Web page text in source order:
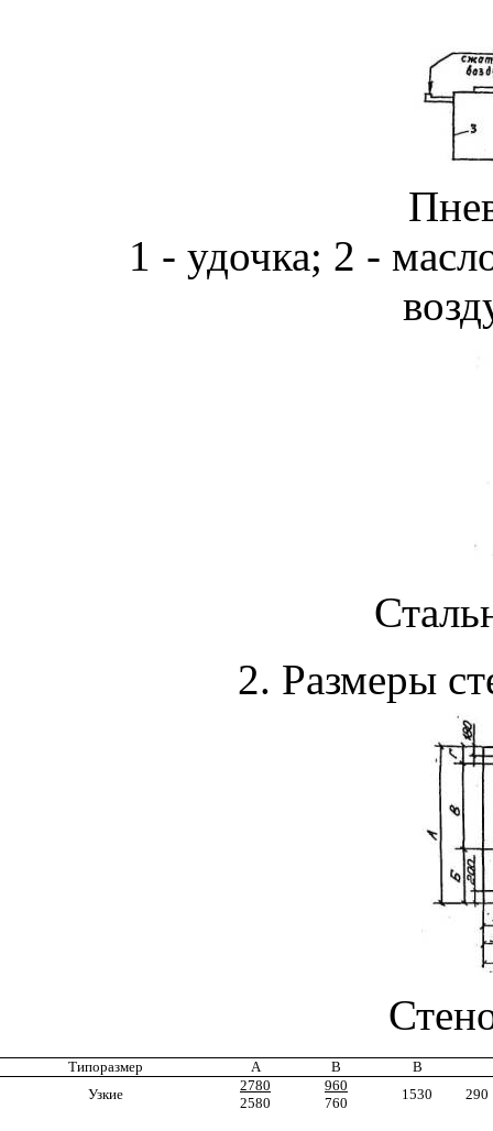
1 - удочка; 2 -
2. Размеры
Типоразмер A B
В
Узкие
2780
2580
960
760
1530 290